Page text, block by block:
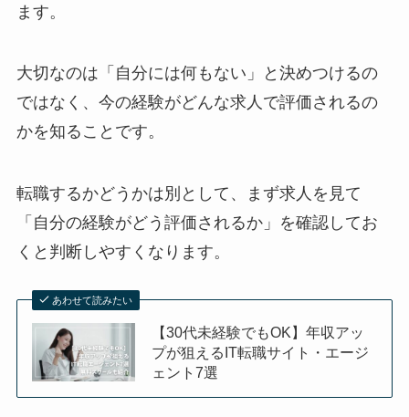
ます。
大切なのは「自分には何もない」と決めつけるの
ではなく、今の経験がどんな求人で評価されるの
かを知ることです。
転職するかどうかは別として、まず求人を見て
「自分の経験がどう評価されるか」を確認してお
くと判断しやすくなります。
あわせて読みたい
【30代未経験でもOK】年収アッ
プが狙えるIT転職サイト・エージ
ェント7選